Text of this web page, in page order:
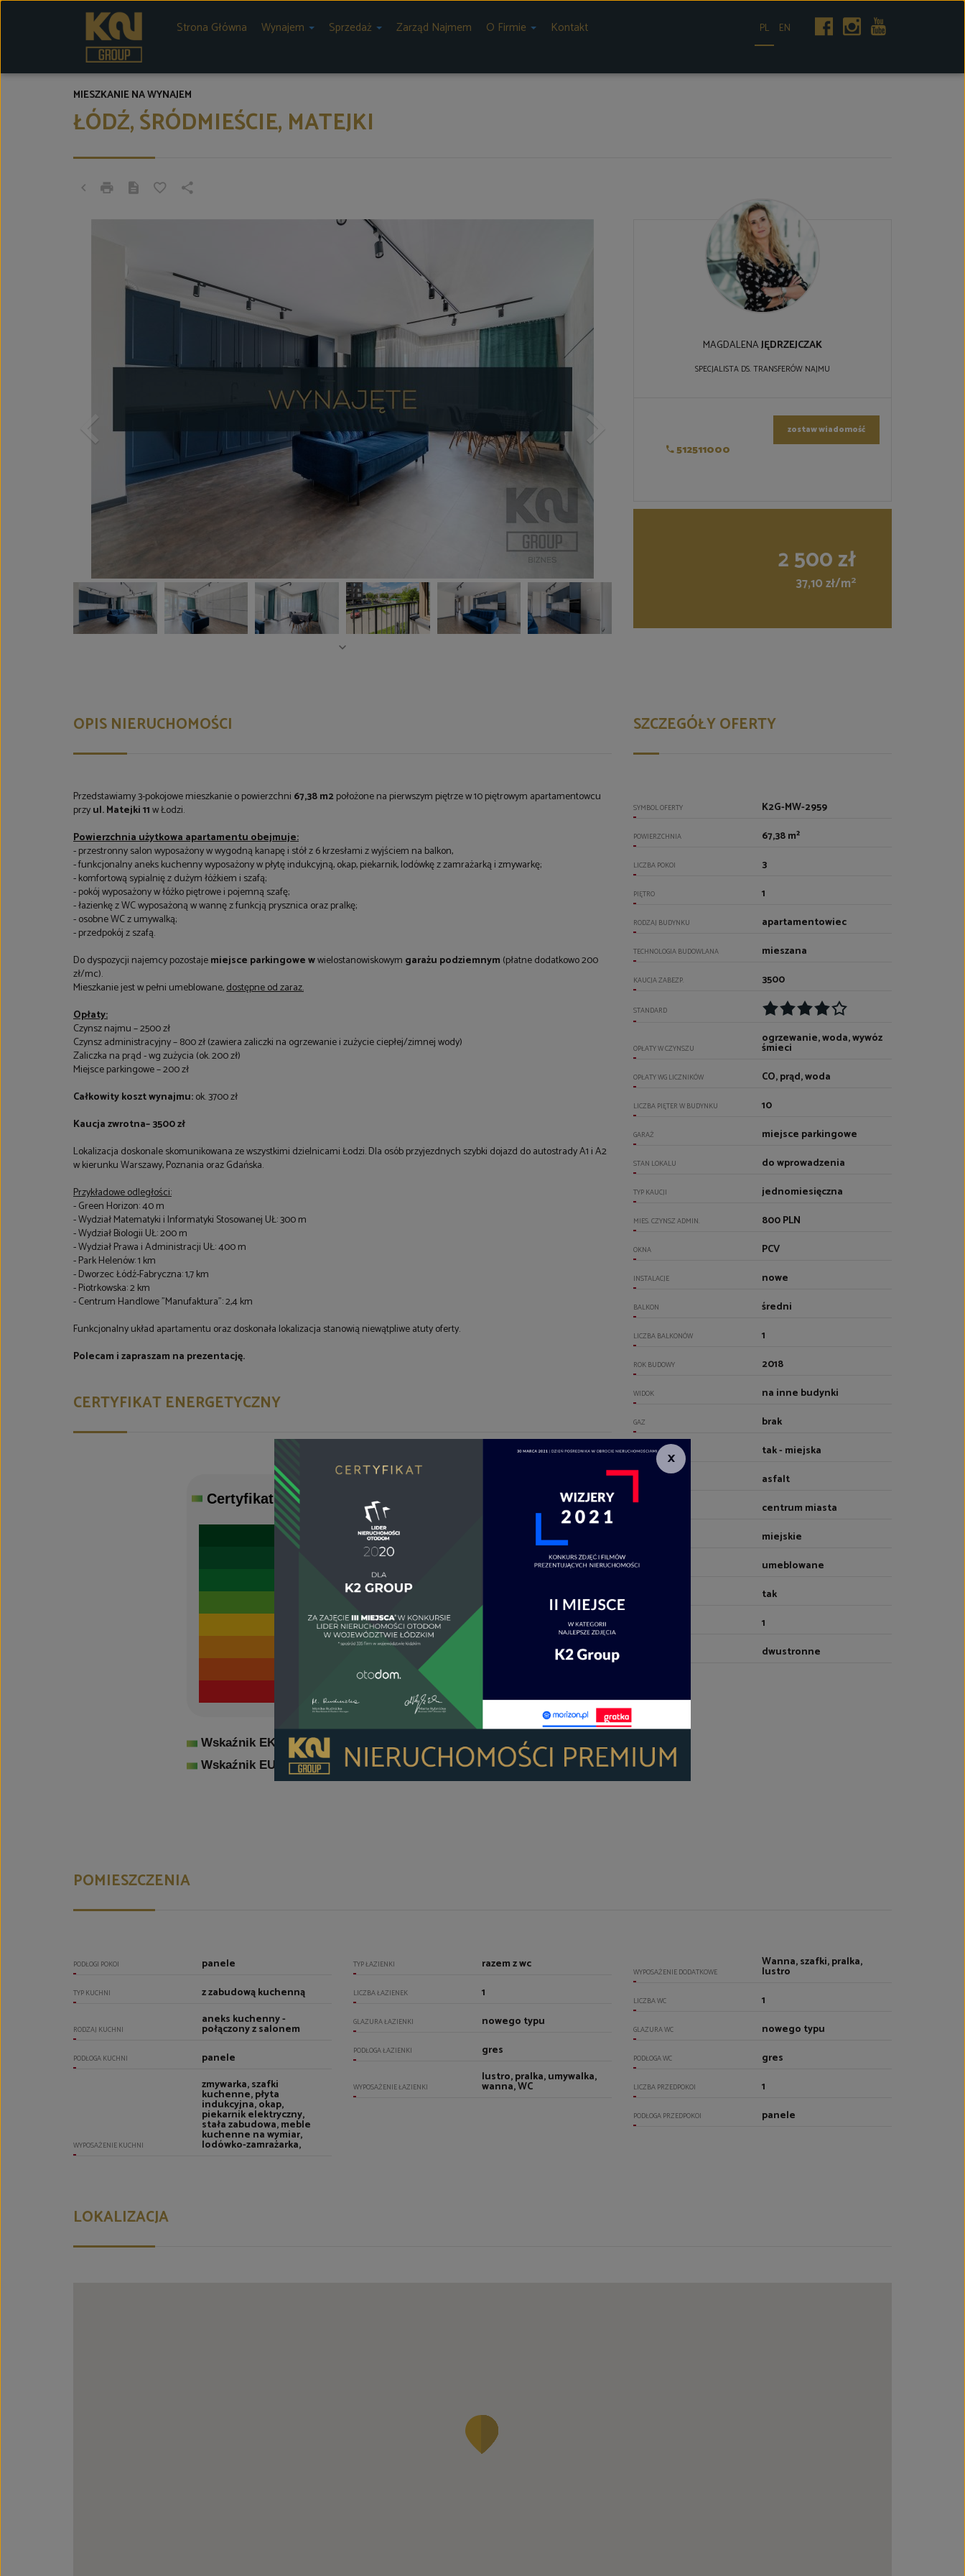
Strona Główna Wynajem Sprzedaż Zarząd Najmem O Firmie Kontakt PL EN
ŁÓDŹ, ŚRÓDMIEŚCIE, MATEJKI
MIESZKANIE NA WYNAJEM
MAGDALENAJĘDRZEJCZAK
SPECJALISTA DS. TRANSFERÓW NAJMU
512511000
zostaw wiadomość
2 500 zł
37,10 zł/m2
OPIS NIERUCHOMOŚCI
Przedstawiamy 3-pokojowe mieszkanie o powierzchni 67,38m2położone na pierwszym piętrze w 10 piętrowym apartamentowcu
przyul. Matejki 11w Łodzi.
Powierzchnia użytkowa apartamentu obejmuje:
- przestronny salon wyposażony w wygodną kanapę i stół z 6 krzesłami z wyjściem na balkon,
- funkcjonalny aneks kuchenny wyposażony w płytę indukcyjną, okap, piekarnik, lodówkę z zamrażarką i zmywarkę;
- komfortową sypialnię z dużym łóżkiem i szafą;
- pokój wyposażony w łóżko piętrowe i pojemną szafę;
- łazienkę z WC wyposażoną w wannę z funkcją prysznica oraz pralkę;
- osobne WC z umywalką;
- przedpokój z szafą.
Do dyspozycji najemcy pozostajemiejsce parkingowewwielostanowiskowym garażu podziemnym (płatne dodatkowo 200
zł/mc).
Mieszkanie jest w pełni umeblowane,dostępne od zaraz.
Opłaty:
Czynsz najmu – 2500 zł
Czynsz administracyjny – 800 zł (zawiera zaliczki na ogrzewanie i zużycie ciepłej/zimnej wody)
Zaliczka na prąd - wg zużycia (ok. 200 zł)
Miejsce parkingowe – 200 zł
Całkowity koszt wynajmu:ok. 3700 zł
Kaucja zwrotna– 3500 zł
Lokalizacja doskonale skomunikowana ze wszystkimi dzielnicami Łodzi. Dla osób przyjezdnych szybki dojazd do autostrady A1 i A2
w kierunku Warszawy, Poznania oraz Gdańska.
Przykładowe odległości:
- Green Horizon: 40 m
- Wydział Matematyki i Informatyki Stosowanej UŁ: 300 m
- Wydział Biologii UŁ: 200 m
- Wydział Prawa i Administracji UŁ: 400 m
- Park Helenów: 1 km
- Dworzec Łódź-Fabryczna: 1,7 km
- Piotrkowska: 2 km
- Centrum Handlowe "Manufaktura": 2,4 km
Funkcjonalny układ apartamentu oraz doskonała lokalizacja stanowią niewątpliwe atuty oferty.
Polecam i zapraszam na prezentację.
CERTYFIKAT ENERGETYCZNY
Certyfikatenergetyczny
72.2
72.2
72.2
72.2
Wskaźnik EK: 75,25 kwh/(m
Wskaźnik EU: 46,76kwh/(m rok)
SZCZEGÓŁY OFERTY
SYMBOL OFERTY K2G-MW-2959
POWIERZCHNIA 67,38 m²
LICZBA POKOI 3
PIĘTRO 1
RODZAJ BUDYNKU apartamentowiec
TECHNOLOGIA BUDOWLANA mieszana
KAUCJA ZABEZP. 3500
STANDARD
OPŁATY W CZYNSZU
ogrzewanie, woda, wywóz
śmieci
OPŁATY WG LICZNIKÓW CO, prąd, woda
LICZBA PIĘTER W BUDYNKU 10
GARAŻ miejsce parkingowe
STAN LOKALU do wprowadzenia
TYP KAUCJI jednomiesięczna
MIES. CZYNSZ ADMIN. 800 PLN
OKNA PCV
INSTALACJE nowe
BALKON średni
LICZBA BALKONÓW 1
ROK BUDOWY 2018
WIDOK na inne budynki
GAZ brak
WODA tak - miejska
asfalt
centrum miasta
miejskie
UMEBLOWANIE umeblowane
tak
1
dwustronne
POMIESZCZENIA
PODŁOGI POKOI panele
TYP KUCHNI z zabudową kuchenną
RODZAJ KUCHNI
aneks kuchenny -
połączony z salonem
PODŁOGA KUCHNI panele
WYPOSAŻENIE KUCHNI
zmywarka, szafki
kuchenne, płyta
indukcyjna, okap,
piekarnik elektryczny,
stała zabudowa, meble
kuchenne na wymiar,
lodówko-zamrażarka,
TYP ŁAZIENKI razem z wc
LICZBA ŁAZIENEK 1
GLAZURA ŁAZIENKI nowego typu
PODŁOGA ŁAZIENKI gres
WYPOSAŻENIE ŁAZIENKI
lustro, pralka, umywalka,
wanna, WC
WYPOSAŻENIE DODATKOWE
Wanna, szafki, pralka,
lustro
LICZBA WC 1
GLAZURA WC nowego typu
PODŁOGA WC gres
LICZBA PRZEDPOKOI 1
PODŁOGA PRZEDPOKOI panele
LOKALIZACJA
×